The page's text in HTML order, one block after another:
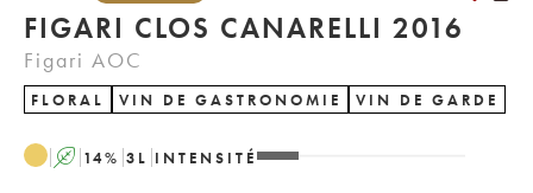
FIGARI CLOS CANARELLI 2016
Figari AOC
FLORAL VIN DE GASTRONOMIE VIN DE GARDE
A 14% 3 L INTENSITÉ